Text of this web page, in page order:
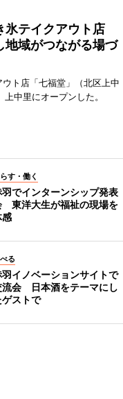
氷テイクアウト店
地域がつながる場づ
ト店「七福堂」（北区上中
中里にオープンした。
す・働く
羽でインターンシップ発表
東洋大生が福祉の現場を
感
る
羽イノベーションサイトで
流会 日本酒をテーマにし
ゲストで